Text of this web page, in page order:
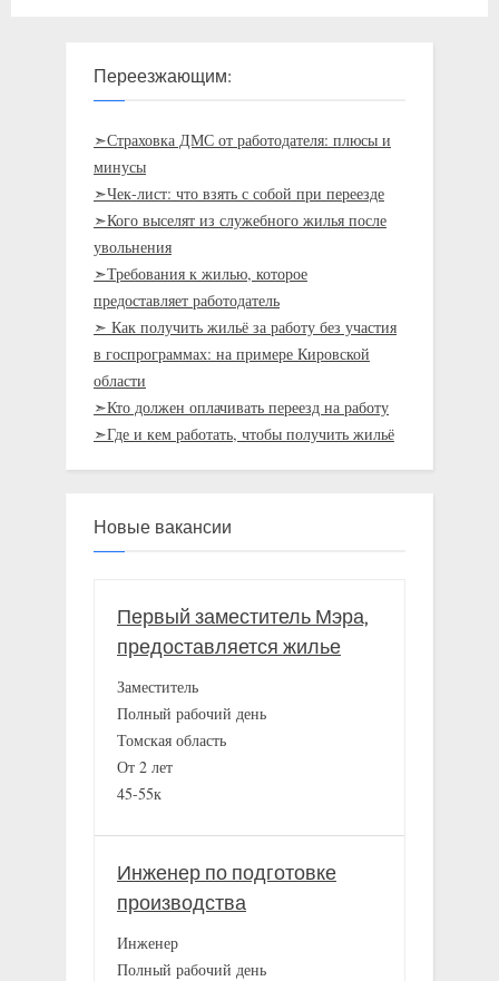
Переезжающим:
➣Страховка ДМС от работодателя: плюсы и
минусы
➣Чек-лист: что взять с собой при переезде
➣Кого выселят из служебного жилья после
увольнения
➣Требования к жилью, которое
предоставляет работодатель
➣ Как получить жильё за работу без участия
в госпрограммах: на примере Кировской
области
➣Кто должен оплачивать переезд на работу
➣Где и кем работать, чтобы получить жильё
Новые вакансии
Первый заместитель Мэра,
предоставляется жилье
Заместитель
Полный рабочий день
Томская область
От 2 лет
45-55к
Инженер по подготовке
производства
Инженер
Полный рабочий день